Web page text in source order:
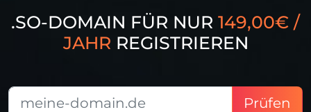
.SO-DOMAIN FÜR NUR 149,00€ /
JAHR REGISTRIEREN
Prüfen